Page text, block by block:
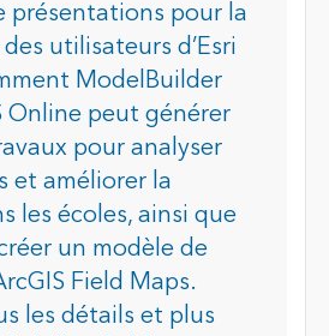
présentations pour la
utilisateurs d’Esri
ModelBuilder
Online peut générer
pour analyser
et améliorer la
les écoles, ainsi que
un modèle de
Field Maps.
les détails et plus